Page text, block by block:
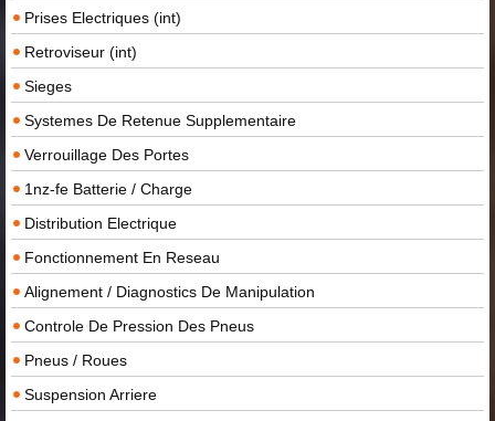
Prises Electriques (int)
Retroviseur (int)
Sieges
Systemes De Retenue Supplementaire
Verrouillage Des Portes
1nz-fe Batterie / Charge
Distribution Electrique
Fonctionnement En Reseau
Alignement / Diagnostics De Manipulation
Controle De Pression Des Pneus
Pneus / Roues
Suspension Arriere